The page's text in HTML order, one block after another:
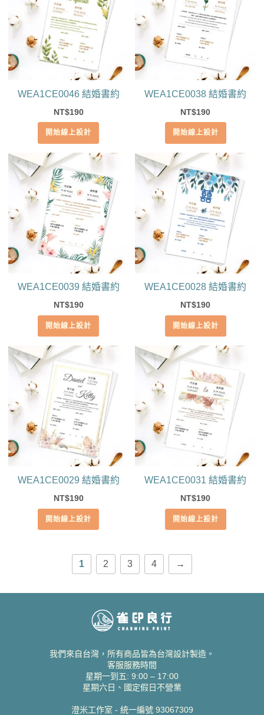
WEA1CE0046 結婚書約
NT$190
開始線上設計
WEA1CE0038 結婚書約
NT$190
開始線上設計
WEA1CE0039 結婚書約
NT$190
開始線上設計
WEA1CE0028 結婚書約
NT$190
開始線上設計
WEA1CE0029 結婚書約
NT$190
開始線上設計
WEA1CE0031 結婚書約
NT$190
開始線上設計
1 2 3 4 →
我們來自台灣，所有商品皆為台灣設計製造。
客服服務時間
星期一到五: 9:00 – 17:00
星期六日、國定假日不營業
澄米工作室 - 統一編號 93067309